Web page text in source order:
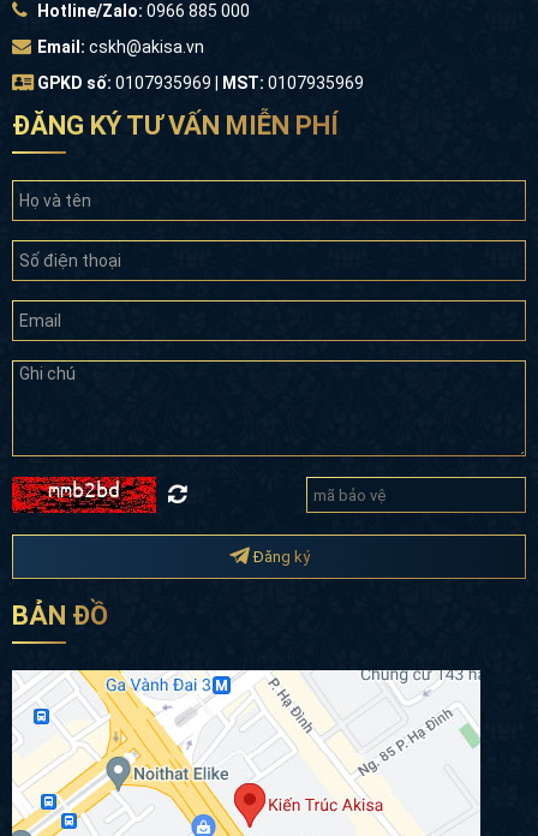
Hotline/Zalo: 0966 885 000
Email: cskh@akisa.vn
GPKD số: 0107935969 | MST: 0107935969
ĐĂNG KÝ TƯ VẤN MIỄN PHÍ
Đăng ký
BẢN ĐỒ